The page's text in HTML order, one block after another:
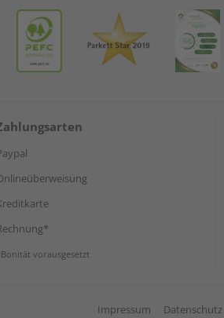
vorausgesetzt
Impressum Datenschutz